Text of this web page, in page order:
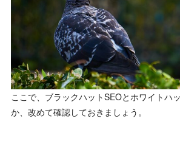
ここで、ブラックハットSEOとホワイトハ
か、改めて確認しておきましょう。